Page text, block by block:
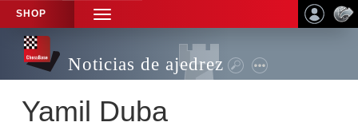
SHOP
TOGGLE
NAVIGATION
Noticias de ajedrez
Yamil Duba